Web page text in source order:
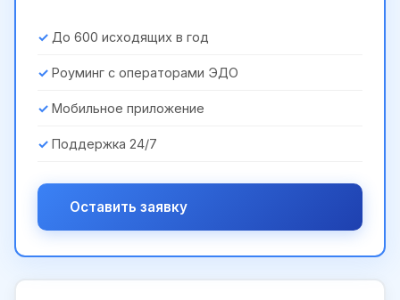
До 600 исходящих в год
Роуминг с операторами ЭДО
Мобильное приложение
Поддержка 24/7
Оставить заявку